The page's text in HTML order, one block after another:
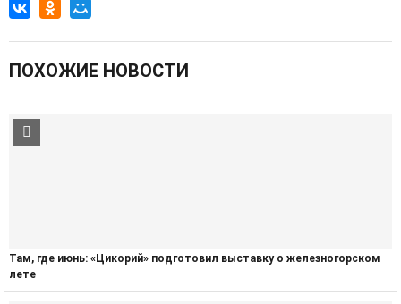
ПОХОЖИЕ НОВОСТИ
Там, где июнь: «Цикорий» подготовил выставку о железногорском
лете